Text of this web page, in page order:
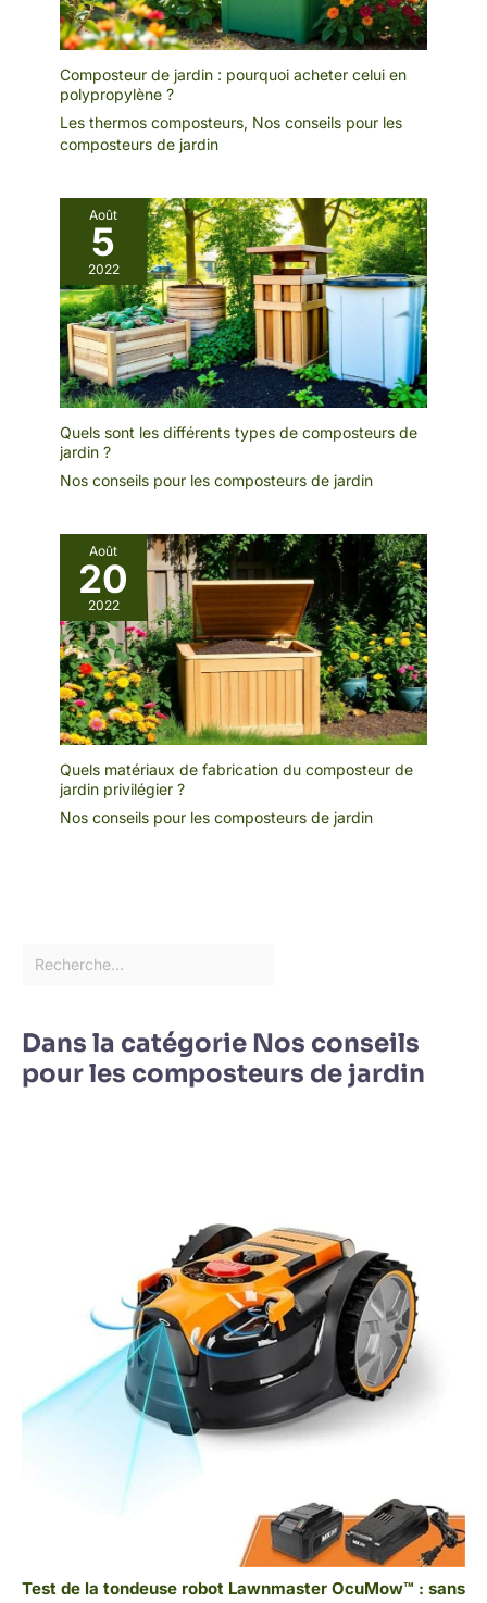
Composteur de jardin : pourquoi acheter celui en
polypropylène ?
Les thermos composteurs, Nos conseils pour les
composteurs de jardin
Août
5
2022
Quels sont les différents types de composteurs de
jardin ?
Nos conseils pour les composteurs de jardin
Août
20
2022
Quels matériaux de fabrication du composteur de
jardin privilégier ?
Nos conseils pour les composteurs de jardin
Dans la catégorie Nos conseils
pour les composteurs de jardin
Test de la tondeuse robot Lawnmaster OcuMow™ : sans